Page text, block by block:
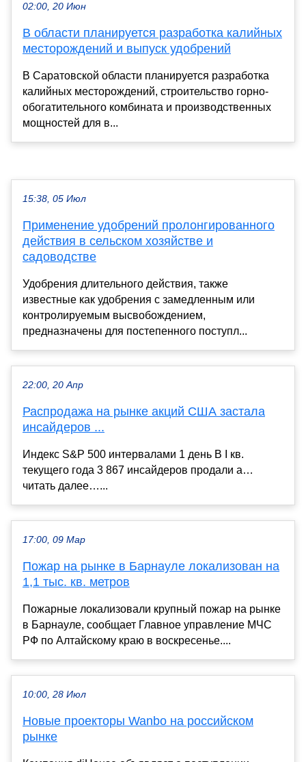
02:00, 20 Июн
В области планируется разработка калийных
месторождений и выпуск удобрений
В Саратовской области планируется разработка
калийных месторождений, строительство горно-
обогатительного комбината и производственных
мощностей для в...
15:38, 05 Июл
Применение удобрений пролонгированного
действия в сельском хозяйстве и
садоводстве
Удобрения длительного действия, также
известные как удобрения с замедленным или
контролируемым высвобождением,
предназначены для постепенного поступл...
22:00, 20 Апр
Распродажа на рынке акций США застала
инсайдеров ...
Индекс S&P 500 интервалами 1 день В I кв.
текущего года 3 867 инсайдеров продали а…
читать далее…...
17:00, 09 Мар
Пожар на рынке в Барнауле локализован на
1,1 тыс. кв. метров
Пожарные локализовали крупный пожар на рынке
в Барнауле, сообщает Главное управление МЧС
РФ по Алтайскому краю в воскресенье....
10:00, 28 Июл
Новые проекторы Wanbo на российском
рынке